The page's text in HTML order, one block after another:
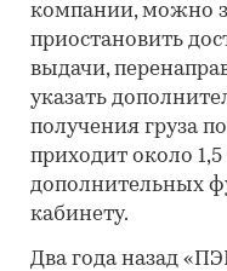
компании, можно
приостановить
выдачи,
указать
получения груза
приходит около
дополнительных
кабинету.
Два года назад